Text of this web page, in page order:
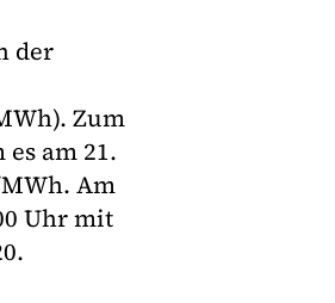
der
Zum
am 21.
Am
Uhr mit